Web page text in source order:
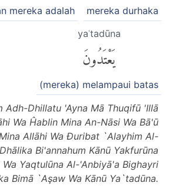
mereka durhaka
mereka adalah
yaʿtadūna
يَعْتَدُونَ
(mereka) melampaui batas
Dhillatu 'Ayna Mā Thuqifū 'Illā
Wa Ĥablin Mina An-Nāsi Wa Bā'ū
Allāhi Wa Đuribat `Alayhim Al-
Bi'annahum Kānū Yakfurūna
Yaqtulūna Al-'Anbiyā'a Bighayri
Bimā `Aşaw Wa Kānū Ya`tadūna.